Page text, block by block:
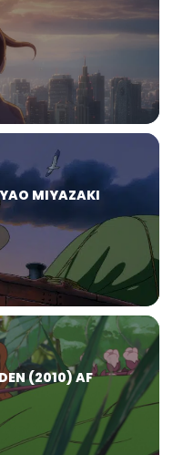
MIYAZAKI
(2010) AF